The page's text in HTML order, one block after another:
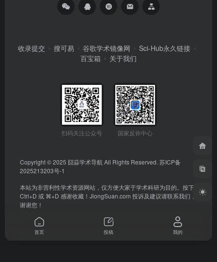
收录提交 搜可易 谷歌学术镜像网
Sci-Hub永久链接
百宝箱
关于我们
扫码关注公众号 国家反诈中心
Copyright © 2025 囧蒜学术导航 All Rights Reserved. 苏ICP备
2025213203号-1
本站为非营利性学术资源网站，仅方便大家于学术科研为目的。按下
Ctrl+D 或 ⌘+D 感谢收藏！ JiongSuan.com 投诉及建议请联系我们，
谢谢您！
首页 投稿 我的